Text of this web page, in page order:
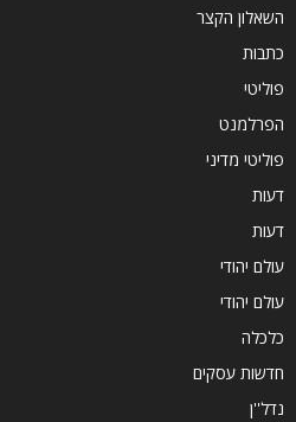
השאלון הקצר
כתבות
פוליטי
הפרלמנט
פוליטי מדיני
דעות
דעות
עולם יהודי
עולם יהודי
כלכלה
חדשות עסקים
נדל''ן